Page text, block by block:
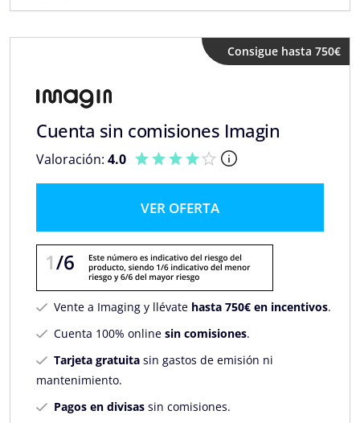
Consigue hasta 750€
Cuenta sin comisiones Imagin
Valoración: 4.0
VER OFERTA
Vente a Imaging y llévate hasta 750€ en incentivos.
Cuenta 100% online sin comisiones.
Tarjeta gratuitasin gastos de emisión ni
mantenimiento.
Pagos en divisassin comisiones.